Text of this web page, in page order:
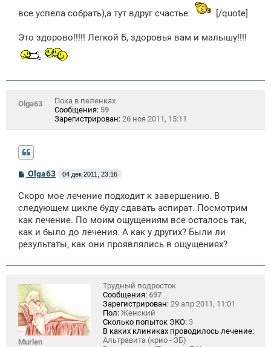
все успела собрать),а тут вдруг счастье
[/quote]
Это здорово!!!!! Легкой Б, здоровья вам и малышу!!!!
Olga63
Пока в пеленках
Сообщения: 59
Зарегистрирован: 26 ноя 2011, 15:11
С
о
б
щ
н
и
Olga63 04 дек 2011, 23:16
Скоро мое лечение подходит к завершению. В
следующем цикле буду сдавать аспират. Посмотрим
как лечение. По моим ощущениям все осталось так,
как и было до лечения. А как у других? Были ли
результаты, как они проявлялись в ощущениях?
Murlen
Трудный подросток
Сообщения: 697
Зарегистрирован: 29 апр 2011, 11:01
Пол: Женский
Сколько попыток ЭКО: 3
В каких клиниках проводилось лечение:
Альтравита (крио - ЗБ)